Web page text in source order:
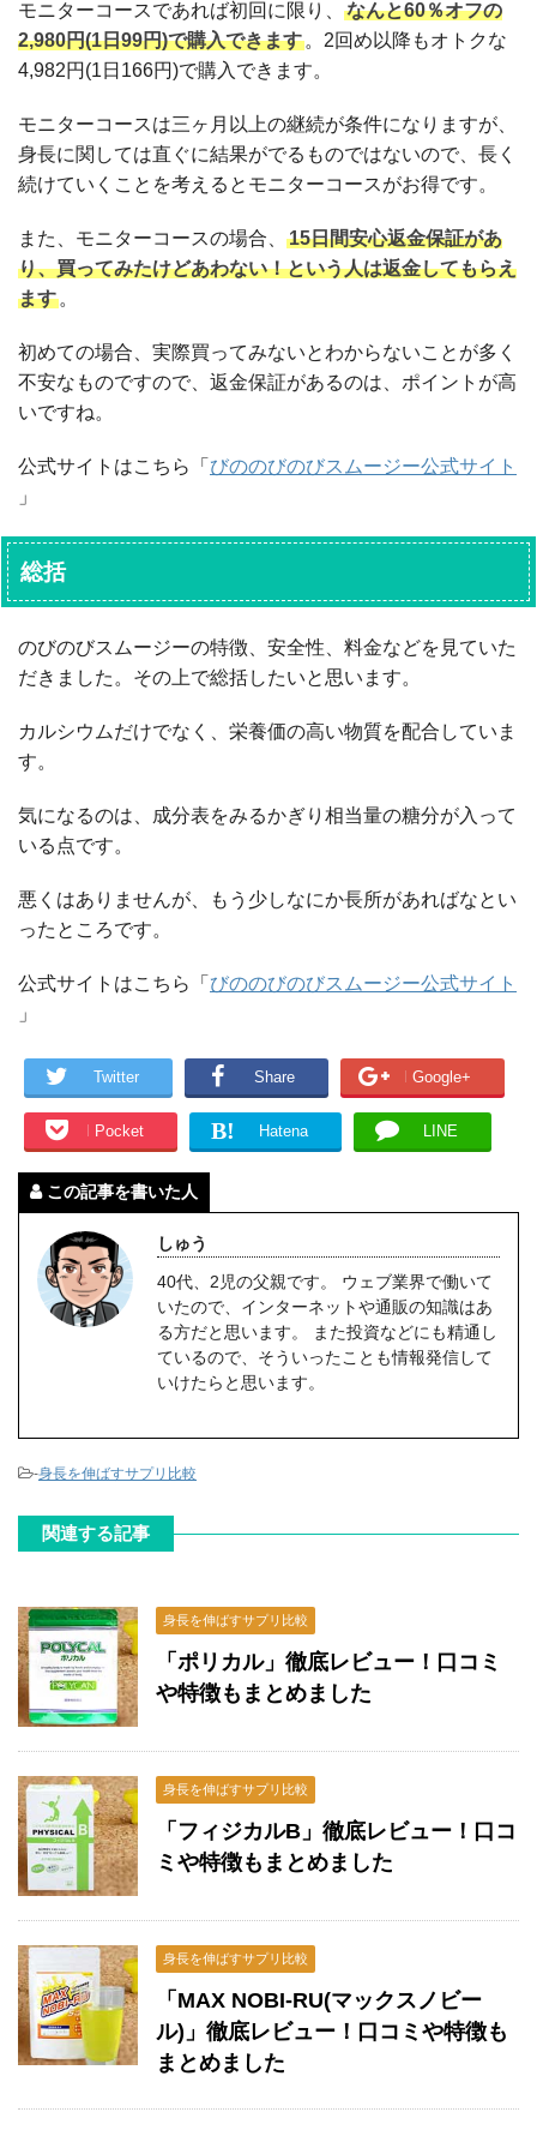
モニターコースであれば初回に限り、
なんと60％オフの
2,980円(1日99円)で購入できます。2回め以降もオトクな
4,982円(1日166円)で購入できます。
モニターコースは三ヶ月以上の継続が条件になりますが、
身長に関しては直ぐに結果がでるものではないので、長く
続けていくことを考えるとモニターコースがお得です。
また、モニターコースの場合、
15日間安心返金保証があ
り、買ってみたけどあわない！という人は返金してもらえ
ます。
初めての場合、実際買ってみないとわからないことが多く
不安なものですので、返金保証があるのは、ポイントが高
いですね。
公式サイトはこちら「 びののびのびスムージー公式サイト
」
総括
のびのびスムージーの特徴、安全性、料金などを見ていた
だきました。その上で総括したいと思います。
カルシウムだけでなく、栄養価の高い物質を配合していま
す。
気になるのは、成分表をみるかぎり相当量の糖分が入って
いる点です。
悪くはありませんが、もう少しなにか長所があればなとい
ったところです。
公式サイトはこちら「 びののびのびスムージー公式サイト
」
Twitter Share Google+
Pocket B! Hatena LINE
この記事を書いた人
しゅう
40代、2児の父親です。 ウェブ業界で働いて
いたので、インターネットや通販の知識はあ
る方だと思います。 また投資などにも精通し
ているので、そういったことも情報発信して
いけたらと思います。
-身長を伸ばすサプリ比較
関連する記事
身長を伸ばすサプリ比較
「ポリカル」徹底レビュー！口コミ
や特徴もまとめました
身長を伸ばすサプリ比較
「フィジカルB」徹底レビュー！口コ
ミや特徴もまとめました
身長を伸ばすサプリ比較
「MAX NOBI-RU(マックスノビー
ル)」徹底レビュー！口コミや特徴も
まとめました